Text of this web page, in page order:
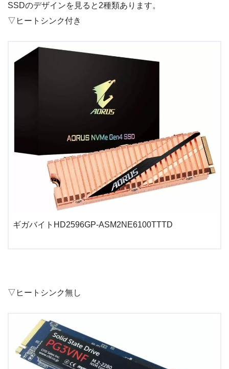
SSDのデザインを見ると2種類あります。
▽ヒートシンク付き
ギガバイトHD2596GP-ASM2NE6100TTTD
▽ヒートシンク無し